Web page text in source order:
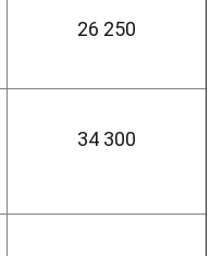
26 250
34 300